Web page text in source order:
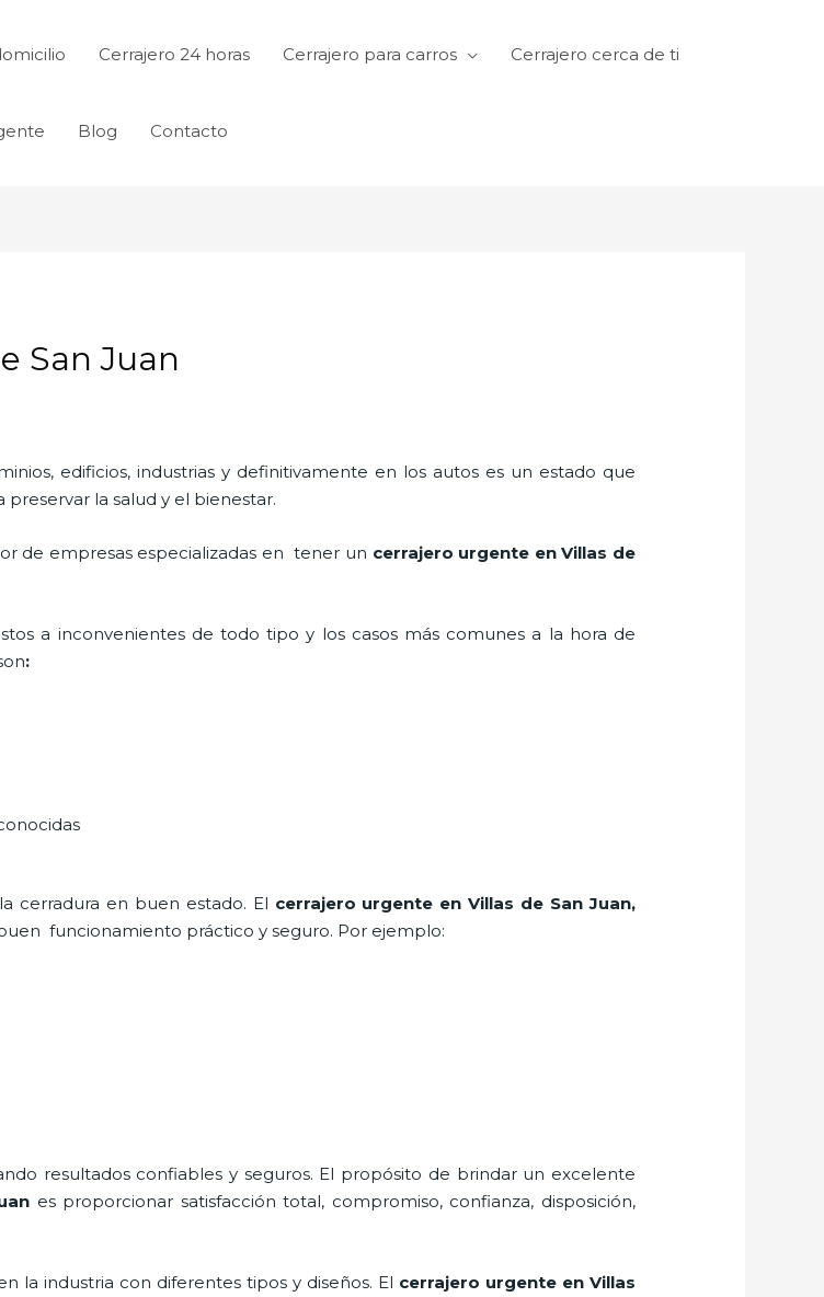
Cerrajero 24 horas Cerrajero para carros Cerrajero cerca de ti
Blog Contacto
San Juan
edificios, industrias y definitivamente en los autos es un estado que
la salud y el bienestar.
de empresas especializadas en tener un cerrajero urgente en Villas de
a inconvenientes de todo tipo y los casos más comunes a la hora de
:
cerradura en buen estado. El cerrajero urgente en Villas de San Juan,
funcionamiento práctico y seguro. Por ejemplo:
resultados confiables y seguros. El propósito de brindar un excelente
es proporcionar satisfacción total, compromiso, confianza, disposición,
la industria con diferentes tipos y diseños. El cerrajero urgente en Villas